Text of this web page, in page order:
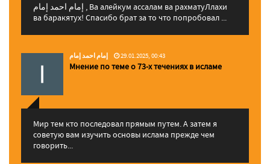
إمام احمد إمام , Ва алейкум ассалам ва рахматуЛлахи
ва баракятух! Спасибо брат за то что попробовал ...
إمام احمد إمام 29.01.2025, 00:43
Мнение по теме о 73-х течениях в исламе
Мир тем кто последовал прямым путем. А затем я
советую вам изучить основы ислама прежде чем
говорить...